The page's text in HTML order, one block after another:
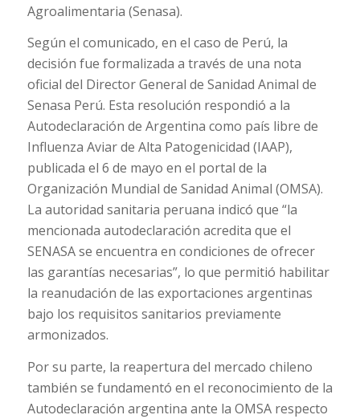
Agroalimentaria (Senasa).
Según el comunicado, en el caso de Perú, la
decisión fue formalizada a través de una nota
oficial del Director General de Sanidad Animal de
Senasa Perú. Esta resolución respondió a la
Autodeclaración de Argentina como país libre de
Influenza Aviar de Alta Patogenicidad (IAAP),
publicada el 6 de mayo en el portal de la
Organización Mundial de Sanidad Animal (OMSA).
La autoridad sanitaria peruana indicó que “la
mencionada autodeclaración acredita que el
SENASA se encuentra en condiciones de ofrecer
las garantías necesarias”, lo que permitió habilitar
la reanudación de las exportaciones argentinas
bajo los requisitos sanitarios previamente
armonizados.
Por su parte, la reapertura del mercado chileno
también se fundamentó en el reconocimiento de la
Autodeclaración argentina ante la OMSA respecto